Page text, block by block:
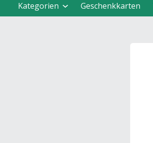
Kategorien Geschenkkarten